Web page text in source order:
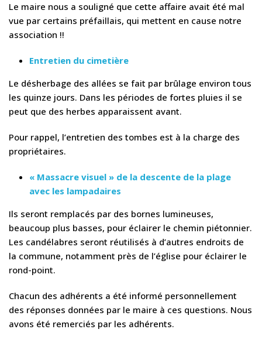
Le maire nous a souligné que cette affaire avait été mal
vue par certains préfaillais, qui mettent en cause notre
association !!
Entretien du cimetière
Le désherbage des allées se fait par brûlage environ tous
les quinze jours. Dans les périodes de fortes pluies il se
peut que des herbes apparaissent avant.
Pour rappel, l’entretien des tombes est à la charge des
propriétaires.
« Massacre visuel » de la descente de la plage
avec les lampadaires
Ils seront remplacés par des bornes lumineuses,
beaucoup plus basses, pour éclairer le chemin piétonnier.
Les candélabres seront réutilisés à d’autres endroits de
la commune, notamment près de l’église pour éclairer le
rond-point.
Chacun des adhérents a été informé personnellement
des réponses données par le maire à ces questions. Nous
avons été remerciés par les adhérents.